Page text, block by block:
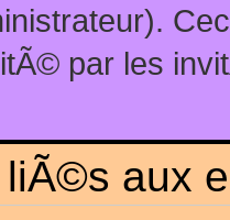
par les
liÃ©s aux